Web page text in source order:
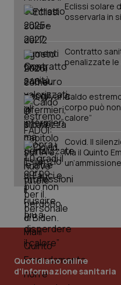
Vaccini
Eclissi solare
osservarla in
Contratto
penalizzate
Caldo
corpo può
calore”
Covid. Il
Ma il Quinto
Quotidiano online
d'informazione sanitaria
tracking-sites-ironfish-
tracking-enable
tracking-sites-ironfish-
session-id